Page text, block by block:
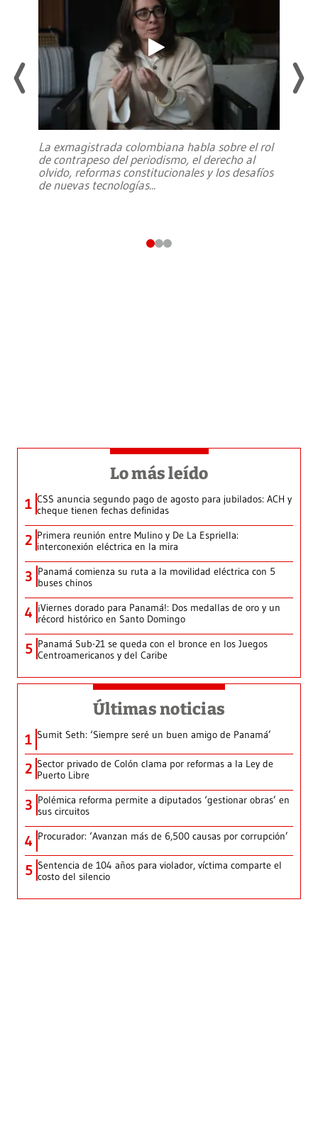
La exmagistrada colombiana habla sobre el rol
de contrapeso del periodismo, el derecho al
olvido, reformas constitucionales y los desafíos
de nuevas tecnologías...
Lo más leído
1 CSS anuncia segundo pago de agosto para jubilados: ACH y
cheque tienen fechas definidas
2 Primera reunión entre Mulino y De La Espriella:
interconexión eléctrica en la mira
3 Panamá comienza su ruta a la movilidad eléctrica con 5
buses chinos
4 ¡Viernes dorado para Panamá!: Dos medallas de oro y un
récord histórico en Santo Domingo
5 Panamá Sub-21 se queda con el bronce en los Juegos
Centroamericanos y del Caribe
Últimas noticias
1 Sumit Seth: ‘Siempre seré un buen amigo de Panamá’
2 Sector privado de Colón clama por reformas a la Ley de
Puerto Libre
3 Polémica reforma permite a diputados ‘gestionar obras’ en
sus circuitos
4 Procurador: ‘Avanzan más de 6,500 causas por corrupción’
5 Sentencia de 104 años para violador, víctima comparte el
costo del silencio